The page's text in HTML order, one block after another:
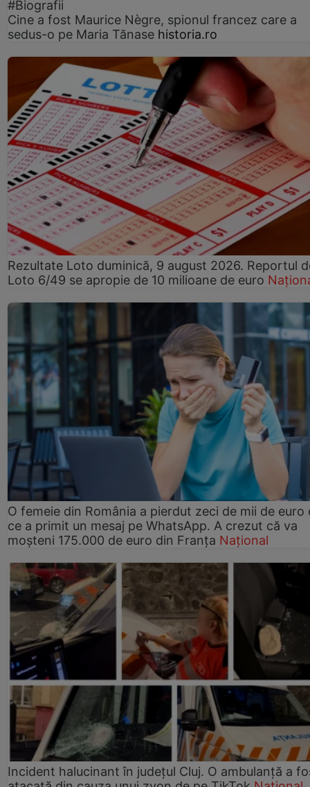
#Biografii
Cine a fost Maurice Nègre, spionul francez care a
sedus-o pe Maria Tănase historia.ro
Rezultate Loto duminică, 9 august 2026. Reportul
Loto 6/49 se apropie de 10 milioane de euro
O femeie din România a pierdut zeci de mii de euro
ce a primit un mesaj pe WhatsApp. A crezut că va
moșteni 175.000 de euro din Franța Național
Incident halucinant în județul Cluj. O ambulanță a